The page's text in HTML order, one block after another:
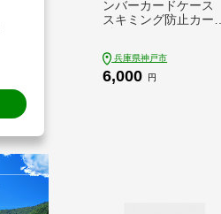
ンバーカードケース
スキミング防止カード
兵庫県神戸市
6,000 円